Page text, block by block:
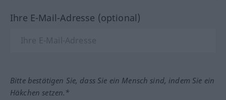
Ihre E-Mail-Adresse (optional)
Bitte bestätigen Sie, dass Sie ein Mensch sind, indem Sie ein
Häkchen setzen.*